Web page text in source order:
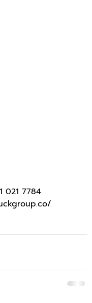
021 7784